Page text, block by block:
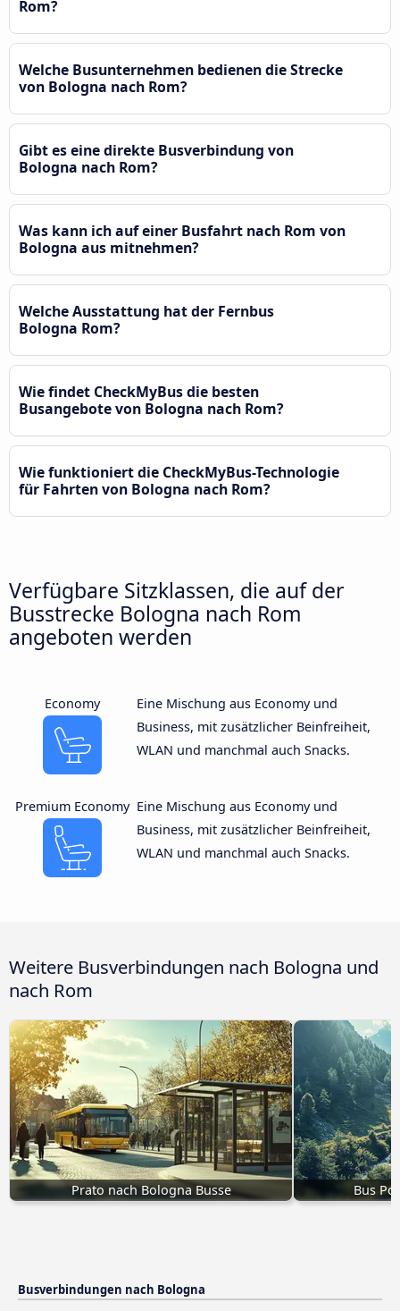
Rom?
Welche Busunternehmen bedienen die Strecke
von Bologna nach Rom?
Gibt es eine direkte Busverbindung von
Bologna nach Rom?
Was kann ich auf einer Busfahrt nach Rom von
Bologna aus mitnehmen?
Welche Ausstattung hat der Fernbus
Bologna Rom?
Wie findet CheckMyBus die besten
Busangebote von Bologna nach Rom?
Wie funktioniert die CheckMyBus-Technologie
für Fahrten von Bologna nach Rom?
Verfügbare Sitzklassen, die auf der
Busstrecke Bologna nach Rom
angeboten werden
Economy
Eine Mischung aus Economy und
Business, mit zusätzlicher Beinfreiheit,
WLAN und manchmal auch Snacks.
Premium Economy Eine Mischung aus Economy und
Business, mit zusätzlicher Beinfreiheit,
WLAN und manchmal auch Snacks.
Weitere Busverbindungen nach Bologna und
nach Rom
Prato nach Bologna Busse Bus
Busverbindungen nach Bologna